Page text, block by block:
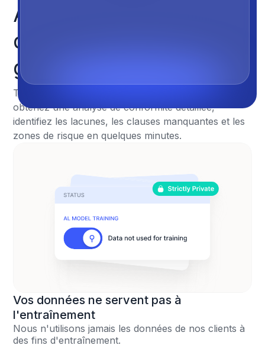
Analyseur de contrats
de sous-traitance
gratuit
Téléchargez jusqu'à 5 contrats de sous-traitance et
obtenez une analyse de conformité détaillée,
identifiez les lacunes, les clauses manquantes et les
zones de risque en quelques minutes.
Vos données ne servent pas à
l'entraînement
Nous n'utilisons jamais les données de nos clients à
des fins d'entraînement.